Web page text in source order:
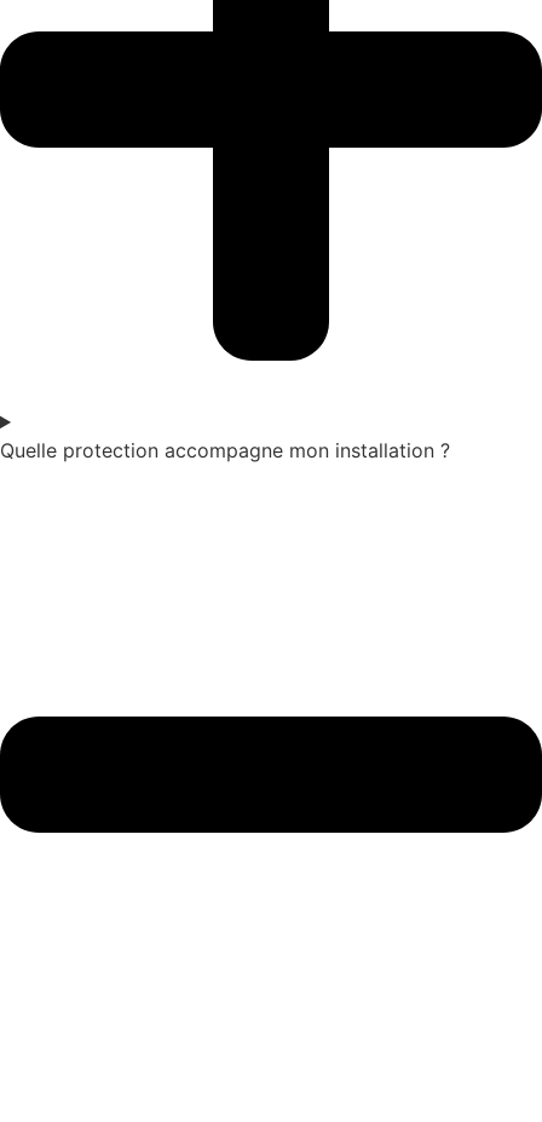
Quelle protection accompagne mon installation ?